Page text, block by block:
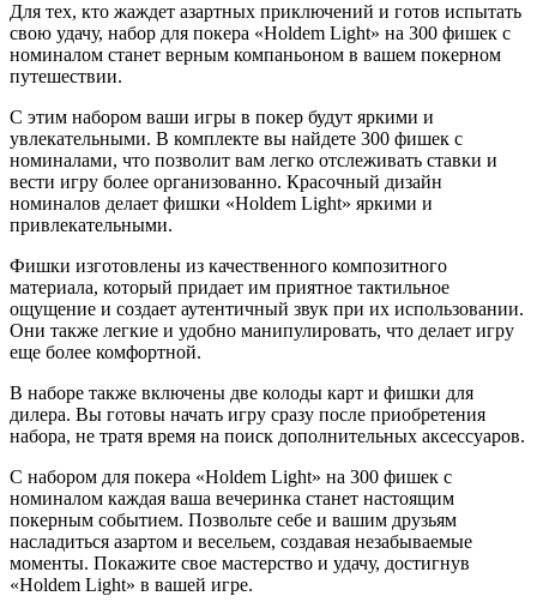
Для тех, кто жаждет азартных приключений и готов испытать
свою удачу, набор для покера «Holdem Light» на 300 фишек с
номиналом станет верным компаньоном в вашем покерном
путешествии.
С этим набором ваши игры в покер будут яркими и
увлекательными. В комплекте вы найдете 300 фишек с
номиналами, что позволит вам легко отслеживать ставки и
вести игру более организованно. Красочный дизайн
номиналов делает фишки «Holdem Light» яркими и
привлекательными.
Фишки изготовлены из качественного композитного
материала, который придает им приятное тактильное
ощущение и создает аутентичный звук при их использовании.
Они также легкие и удобно манипулировать, что делает игру
еще более комфортной.
В наборе также включены две колоды карт и фишки для
дилера. Вы готовы начать игру сразу после приобретения
набора, не тратя время на поиск дополнительных аксессуаров.
С набором для покера «Holdem Light» на 300 фишек с
номиналом каждая ваша вечеринка станет настоящим
покерным событием. Позвольте себе и вашим друзьям
насладиться азартом и весельем, создавая незабываемые
моменты. Покажите свое мастерство и удачу, достигнув
«Holdem Light» в вашей игре.